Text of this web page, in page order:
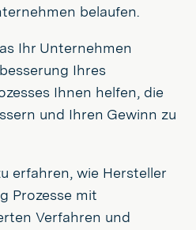
belaufen.
Ihr Unternehmen
Ihres
Ihnen helfen, die
und Ihren Gewinn zu
erfahren, wie Hersteller
Prozesse mit
Verfahren und